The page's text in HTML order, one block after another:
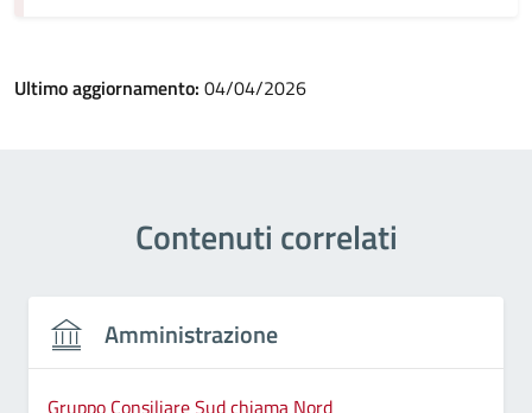
Ultimo aggiornamento: 04/04/2026
Contenuti correlati
Amministrazione